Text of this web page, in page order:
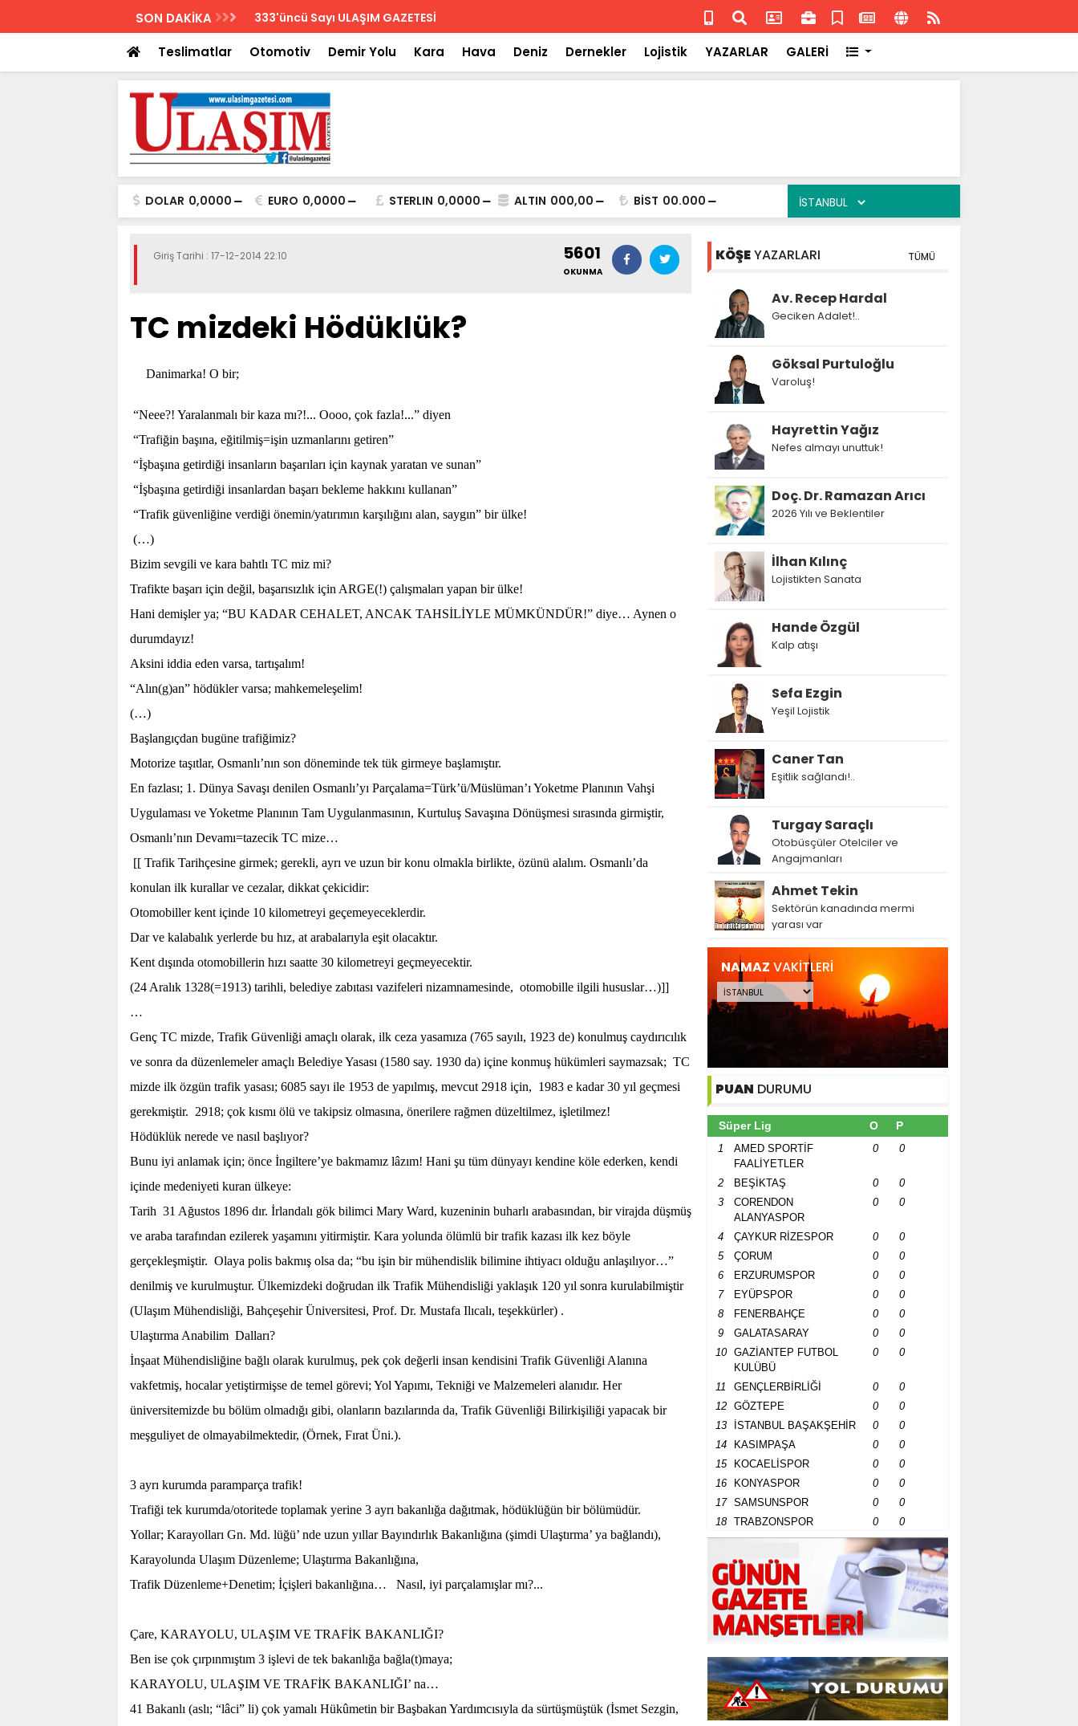
SON DAKİKA Biletler 12 saatte iade Isuzu'nun Fransa'daki başarısı
Teslimatlar Otomotiv Demir Yolu Kara Hava Deniz Dernekler Lojistik YAZARLAR GALERİ
DOLAR 0,0000 EURO 0,0000 STERLIN 0,0000 ALTIN 000,00 BİST 00.000
Giriş Tarihi : 17-12-2014 22:10 5601
OKUNMA
TC mizdeki Hödüklük?
Danimarka! O bir;
“Neee?! Yaralanmalı bir kaza mı?!... Oooo, çok fazla!...” diyen
“Trafiğin başına, eğitilmiş=işin uzmanlarını getiren”
“İşbaşına getirdiği insanların başarıları için kaynak yaratan ve sunan”
“İşbaşına getirdiği insanlardan başarı bekleme hakkını kullanan”
“Trafik güvenliğine verdiği önemin/yatırımın karşılığını alan, saygın” bir ülke!
(…)
Bizim sevgili ve kara bahtlı TC miz mi?
Trafikte başarı için değil, başarısızlık için ARGE(!) çalışmaları yapan bir ülke!
Hani demişler ya; “BU KADAR CEHALET, ANCAK TAHSİLİYLE MÜMKÜNDÜR!” diye… Aynen o
durumdayız!
Aksini iddia eden varsa, tartışalım!
“Alın(g)an” hödükler varsa; mahkemeleşelim!
(…)
Başlangıçdan bugüne trafiğimiz?
Motorize taşıtlar, Osmanlı’nın son döneminde tek tük girmeye başlamıştır.
En fazlası; 1. Dünya Savaşı denilen Osmanlı’yı Parçalama=Türk’ü/Müslüman’ı Yoketme Planının Vahşi
Uygulaması ve Yoketme Planının Tam Uygulanmasının, Kurtuluş Savaşına Dönüşmesi sırasında girmiştir,
Osmanlı’nın Devamı=tazecik TC mize…
[[ Trafik Tarihçesine girmek; gerekli, ayrı ve uzun bir konu olmakla birlikte, özünü alalım. Osmanlı’da
konulan ilk kurallar ve cezalar, dikkat çekicidir:
Otomobiller kent içinde 10 kilometreyi geçemeyeceklerdir.
Dar ve kalabalık yerlerde bu hız, at arabalarıyla eşit olacaktır.
Kent dışında otomobillerin hızı saatte 30 kilometreyi geçmeyecektir.
(24 Aralık 1328(=1913) tarihli, belediye zabıtası vazifeleri nizamnamesinde, otomobille ilgili hususlar…)]]
…
Genç TC mizde, Trafik Güvenliği amaçlı olarak, ilk ceza yasamıza (765 sayılı, 1923 de) konulmuş caydırıcılık
ve sonra da düzenlemeler amaçlı Belediye Yasası (1580 say. 1930 da) içine konmuş hükümleri saymazsak; TC
mizde ilk özgün trafik yasası; 6085 sayı ile 1953 de yapılmış, mevcut 2918 için, 1983 e kadar 30 yıl geçmesi
gerekmiştir. 2918; çok kısmı ölü ve takipsiz olmasına, önerilere rağmen düzeltilmez, işletilmez!
Hödüklük nerede ve nasıl başlıyor?
Bunu iyi anlamak için; önce İngiltere’ye bakmamız lâzım! Hani şu tüm dünyayı kendine köle ederken, kendi
içinde medeniyeti kuran ülkeye:
Tarih 31 Ağustos 1896 dır. İrlandalı gök bilimci Mary Ward, kuzeninin buharlı arabasından, bir virajda düşmüş
ve araba tarafından ezilerek yaşamını yitirmiştir. Kara yolunda ölümlü bir trafik kazası ilk kez böyle
gerçekleşmiştir. Olaya polis bakmış olsa da; “bu işin bir mühendislik bilimine ihtiyacı olduğu anlaşılıyor…”
denilmiş ve kurulmuştur. Ülkemizdeki doğrudan ilk Trafik Mühendisliği yaklaşık 120 yıl sonra kurulabilmiştir
(Ulaşım Mühendisliği, Bahçeşehir Üniversitesi, Prof. Dr. Mustafa Ilıcalı, teşekkürler) .
Ulaştırma Anabilim Dalları?
İnşaat Mühendisliğine bağlı olarak kurulmuş, pek çok değerli insan kendisini Trafik Güvenliği Alanına
vakfetmiş, hocalar yetiştirmişse de temel görevi; Yol Yapımı, Tekniği ve Malzemeleri alanıdır. Her
üniversitemizde bu bölüm olmadığı gibi, olanların bazılarında da, Trafik Güvenliği Bilirkişiliği yapacak bir
meşguliyet de olmayabilmektedir, (Örnek, Fırat Üni.).
3 ayrı kurumda paramparça trafik!
Trafiği tek kurumda/otoritede toplamak yerine 3 ayrı bakanlığa dağıtmak, hödüklüğün bir bölümüdür.
Yollar; Karayolları Gn. Md. lüğü’ nde uzun yıllar Bayındırlık Bakanlığına (şimdi Ulaştırma’ ya bağlandı),
Karayolunda Ulaşım Düzenleme; Ulaştırma Bakanlığına,
Trafik Düzenleme+Denetim; İçişleri bakanlığına…
Nasıl, iyi parçalamışlar mı?...
Çare, KARAYOLU, ULAŞIM VE TRAFİK BAKANLIĞI?
Ben ise çok çırpınmıştım 3 işlevi de tek bakanlığa bağla(t)maya;
KARAYOLU, ULAŞIM VE TRAFİK BAKANLIĞI’ na…
41 Bakanlı (aslı; “lâci” li) çok yamalı Hükûmetin bir Başbakan Yardımcısıyla da sürtüşmüştük (İsmet Sezgin,
KÖŞEYAZARLARI TÜMÜ
Av. Recep Hardal
Geciken Adalet!..
Göksal Purtuloğlu
Varoluş!
Hayrettin Yağız
Nefes almayı unuttuk!
Doç. Dr. Ramazan Arıcı
2026 Yılı ve Beklentiler
İlhan Kılınç
Lojistikten Sanata
Hande Özgül
Kalp atışı
Sefa Ezgin
Yeşil Lojistik
Caner Tan
Eşitlik sağlandı!..
Turgay Saraçlı
Otobüsçüler Otelciler ve
Angajmanları
Ahmet Tekin
Sektörün kanadında mermi
yarası var
NAMAZ VAKİTLERİ
PUAN DURUMU
Süper Lig O P
1
AMED SPORTİF
FAALİYETLER
0 0
2 BEŞİKTAŞ 0
0
3
CORENDON
ALANYASPOR
0 0
4 ÇAYKUR RİZESPOR 0
0
5
ÇORUM 0
0
6
ERZURUMSPOR 0
0
7
EYÜPSPOR 0
0
8
FENERBAHÇE 0
0
9
GALATASARAY 0
0
10
GAZİANTEP FUTBOL
KULÜBÜ
0 0
11 GENÇLERBİRLİĞİ 0
0
12
GÖZTEPE 0
0
13
İSTANBUL BAŞAKŞEHİR 0
0
14
KASIMPAŞA 0
0
15
KOCAELİSPOR 0
0
16
KONYASPOR 0
0
17
SAMSUNSPOR 0
0
18
TRABZONSPOR 0 0